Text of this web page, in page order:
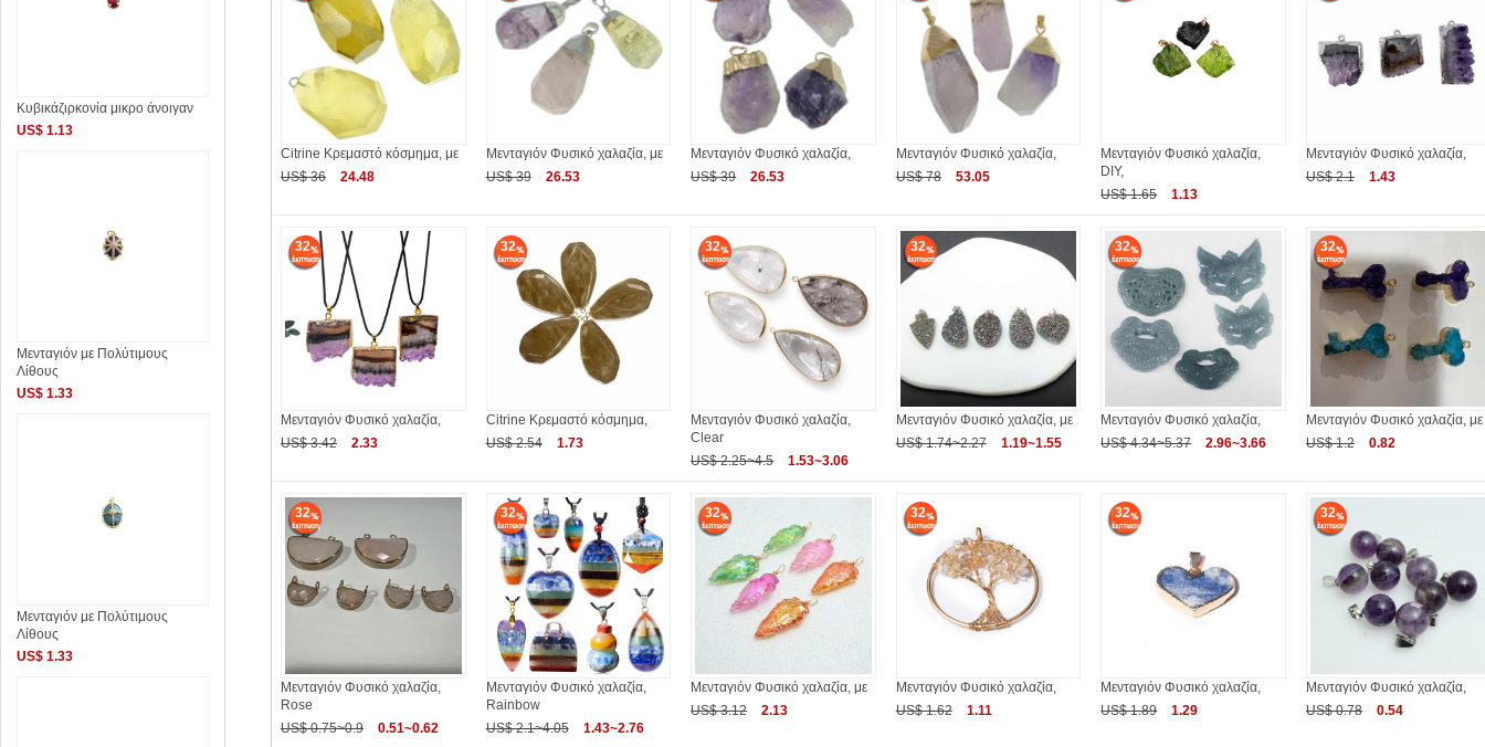
Citrine Κρεμαστό κόσμημα, με
US$ 36
24.48
Μενταγιόν Φυσικό χαλαζία, με
US$ 39
26.53
Μενταγιόν Φυσικό χαλαζία,
US$ 39
26.53
Μενταγιόν Φυσικό χαλαζία,
US$ 78
53.05
Μενταγιόν Φυσικό χαλαζία,
DIY,
US$ 1.65
1.13
Μενταγιόν Φυσικό χαλαζία,
US$ 2.1
1.43
32
Μενταγιόν Φυσικό χαλαζία,
US$ 3.42
2.33
32
Citrine Κρεμαστό κόσμημα,
US$ 2.54
1.73
32
Μενταγιόν Φυσικό χαλαζία,
Clear
US$ 2.25~4.5
1.53~3.06
32
Μενταγιόν Φυσικό χαλαζία, με
US$ 1.74~2.27
1.19~1.55
32
Μενταγιόν Φυσικό χαλαζία,
US$ 4.34~5.37
2.96~3.66
32
Μενταγιόν Φυσικό χαλαζία, με
US$ 1.2
0.82
32
Μενταγιόν Φυσικό χαλαζία,
Rose
US$ 0.75~0.9
0.51~0.62
32
Μενταγιόν Φυσικό χαλαζία,
Rainbow
US$ 2.1~4.05
1.43~2.76
32
Μενταγιόν Φυσικό χαλαζία, με
US$ 3.12
2.13
32
Μενταγιόν Φυσικό χαλαζία,
US$ 1.62
1.11
32
Μενταγιόν Φυσικό χαλαζία,
US$ 1.89
1.29
32
Μενταγιόν Φυσικό χαλαζία,
US$ 0.78
0.54
Κυβικάζιρκονία μικρο άνοιγαν
US$ 1.13
Μενταγιόν με Πολύτιμους
Λίθους
US$ 1.33
Μενταγιόν με Πολύτιμους
Λίθους
US$ 1.33